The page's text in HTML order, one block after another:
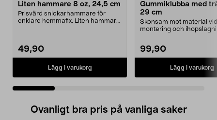
Liten hammare 8 oz, 24,5 cm
Prisvärd snickarhammare för
enklare hemmafix. Liten hammare
49,90
Lägg i varukorg
Gummiklubba med
29 cm
Skonsam mot material vid
montering och
99,90
Lägg i varukorg
Ovanligt bra pris på vanliga saker